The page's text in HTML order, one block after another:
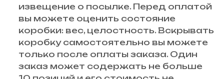
извещение о посылке. Перед оплатой
вы можете оценить состояние
коробки: вес, целостность. Вскрывать
коробку самостоятельно вы можете
только после оплаты заказа. Один
заказ может содержать не больше